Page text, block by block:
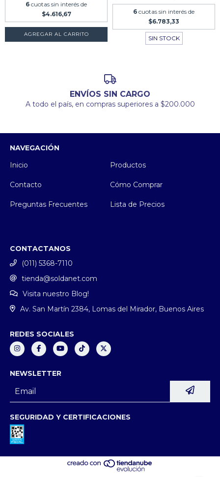
6 cuotas sin interés de
$4.616,67
6 cuotas sin interés de
$6.783,33
SIN STOCK
ENVÍOS SIN CARGO
A todo el país, en compras superiores a $200.000
NAVEGACIÓN
Inicio
Productos
Contacto Cómo Comprar
Preguntas Frecuentes Lista de Precios
CONTACTANOS
(011) 5368-7110
tienda@soldanet.com
Visita nuestro Blog!
Av. San Martín 2384, Lomas del Mirador, Buenos Aires
REDES SOCIALES
NEWSLETTER
SEGURIDAD Y CERTIFICACIONES